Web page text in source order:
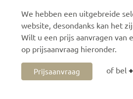
We hebben een uitgebreide
website, desondanks kan het
Wilt u een prijs aanvragen van
op prijsaanvraag hieronder.
Prijsaanvraag of bel